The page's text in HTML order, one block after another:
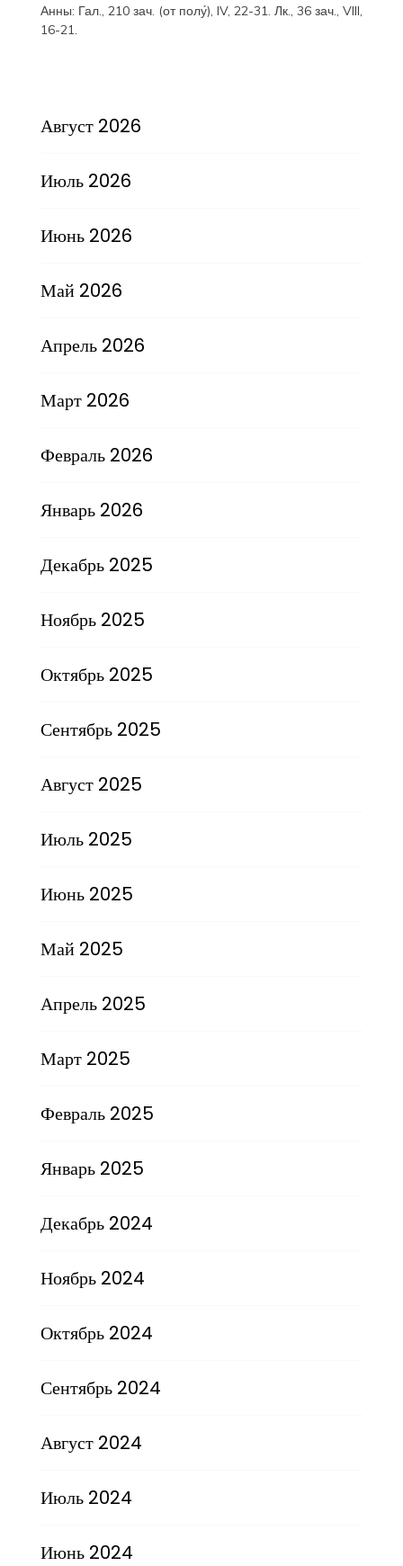
Анны: Гал., 210 зач. (от полу́), IV, 22-31. Лк., 36 зач., VIII,
16-21.
Август 2026
Июль 2026
Июнь 2026
Май 2026
Апрель 2026
Март 2026
Февраль 2026
Январь 2026
Декабрь 2025
Ноябрь 2025
Октябрь 2025
Сентябрь 2025
Август 2025
Июль 2025
Июнь 2025
Май 2025
Апрель 2025
Март 2025
Февраль 2025
Январь 2025
Декабрь 2024
Ноябрь 2024
Октябрь 2024
Сентябрь 2024
Август 2024
Июль 2024
Июнь 2024